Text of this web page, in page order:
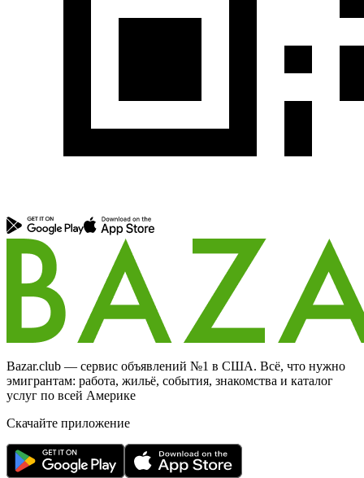
Bazar.club — сервис объявлений №1 в США. Всё, что нужно
эмигрантам: работа, жильё, события, знакомства и каталог
услуг по всей Америке
Скачайте приложение